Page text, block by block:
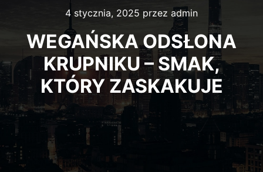
4 stycznia, 2025 przez admin
WEGAŃSKA ODSŁONA
KRUPNIKU – SMAK,
KTÓRY ZASKAKUJE